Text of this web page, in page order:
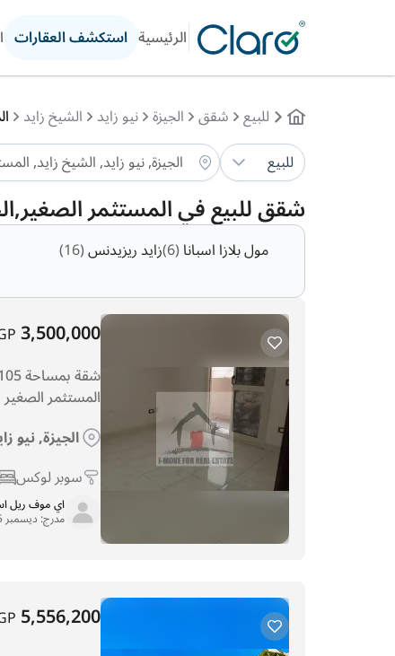
الرئيسية استكشف العقارات
للبيع شقق الجيزة نيو زايد الشيخ زايد
للبيع
شقق للبيع في المستثمر
مول بلازا اسبانا(6) زايد ريزيدنس(16)
3,500,000
المستثمر الصغير
الجيزة, نيو
سوبر لوكس
اي موف ريل
مدرج: ديسمبر 15, 2025
5,556,200